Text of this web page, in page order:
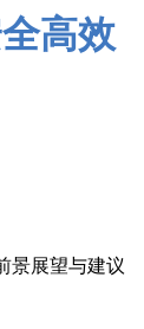
景展望与建议